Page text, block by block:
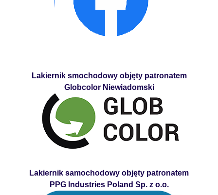
Lakiernik smochodowy objęty patronatem
Globcolor Niewiadomski
Lakiernik samochodowy objęty patronatem
PPG Industries Poland Sp. z o.o.